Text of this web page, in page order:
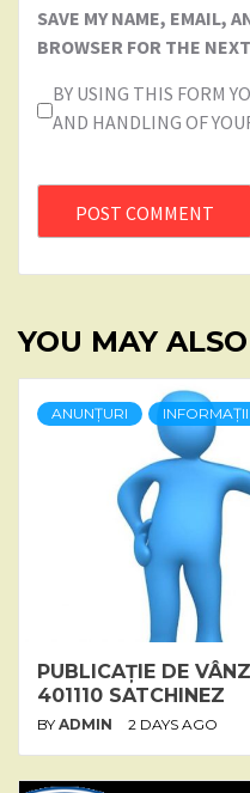
SAVE MY NAME, EMAIL,
BROWSER FOR THE
BY USING THIS FORM
AND HANDLING OF
YOU MAY
ANUNȚURI
PUBLICAȚIE DE
401110 SATCHINEZ
BY ADMIN 2 DAYS AGO